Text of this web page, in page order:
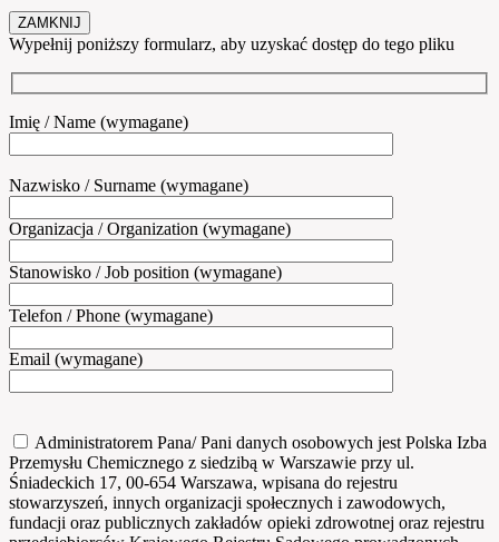
ZAMKNIJ
Wypełnij poniższy formularz, aby uzyskać dostęp do tego pliku
Imię / Name (wymagane)
Nazwisko / Surname (wymagane)
Organizacja / Organization (wymagane)
Stanowisko / Job position (wymagane)
Telefon / Phone (wymagane)
Email (wymagane)
Administratorem Pana/ Pani danych osobowych jest Polska Izba
Przemysłu Chemicznego z siedzibą w Warszawie przy ul.
Śniadeckich 17, 00-654 Warszawa, wpisana do rejestru
stowarzyszeń, innych organizacji społecznych i zawodowych,
fundacji oraz publicznych zakładów opieki zdrowotnej oraz rejestru